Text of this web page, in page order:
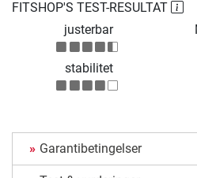
FITSHOP'S TEST-RESULTAT
justerbar
stabilitet
Garantibetingelser